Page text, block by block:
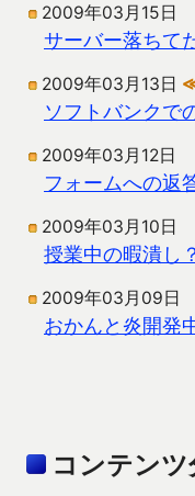
2009年03月15日
サーバー落ちて
2009年03月13日
ソフトバンクで
2009年03月12日
フォームへの返
2009年03月10日
授業中の暇潰し？
2009年03月09日
おかんと炎開発
コンテンツ